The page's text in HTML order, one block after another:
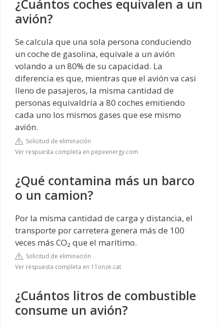
¿Cuántos coches equivalen a un
avión?
Se calcula que una sola persona conduciendo
un coche de gasolina, equivale a un avión
volando a un 80% de su capacidad. La
diferencia es que, mientras que el avión va casi
lleno de pasajeros, la misma cantidad de
personas equivaldría a 80 coches emitiendo
cada uno los mismos gases que ese mismo
avión.
Solicitud de eliminación
Ver respuesta completa en pepeenergy.com
¿Qué contamina más un barco
o un camion?
Por la misma cantidad de carga y distancia, el
transporte por carretera genera más de 100
veces más CO₂ que el marítimo.
Solicitud de eliminación
Ver respuesta completa en 11onze.cat
¿Cuántos litros de combustible
consume un avión?